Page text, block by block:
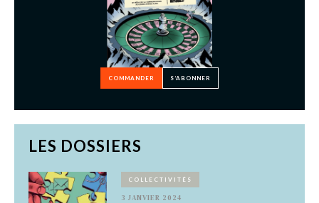
COMMANDER S’ABONNER
LES DOSSIERS
COLLECTIVITÉS
3 JANVIER 2024